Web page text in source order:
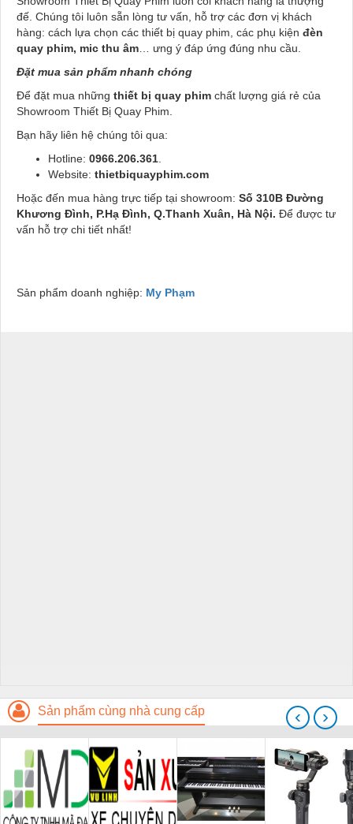
đế. Chúng tôi luôn sẵn lòng tư vấn, hỗ trợ các đơn vị khách
hàng: cách lựa chọn các thiết bị quay phim, các phụ kiện đèn
quay phim, mic thu âm … ưng ý đáp ứng đúng nhu cầu.
Đặt mua sản phẩm nhanh chóng
Để đặt mua những thiết bị quay phim chất lượng giá rẻ của
Showroom Thiết Bị Quay Phim.
Bạn hãy liên hệ chúng tôi qua:
Hotline: 0966.206.361
Website: thietbiquayphim.com
Hoặc đến mua hàng trực tiếp tại showroom: Số 310B Đường
Khương Đình, P.Hạ Đình, Q.Thanh Xuân, Hà Nội. Để được tư
vấn hỗ trợ chi tiết nhất!
Sản phẩm doanh nghiệp: My Phạm
Sản phẩm cùng nhà cung cấp ‹ ›